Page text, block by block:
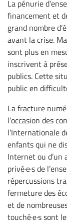
La pénurie
financement et
grand nombre
avant la crise.
sont plus en
inscrivent à
publics. Cette
public en
La fracture
l’occasion des
l’Internationale
enfants qui ne
Internet ou
privé·e·s de
répercussions
fermeture des
et de
touché·e·s sont